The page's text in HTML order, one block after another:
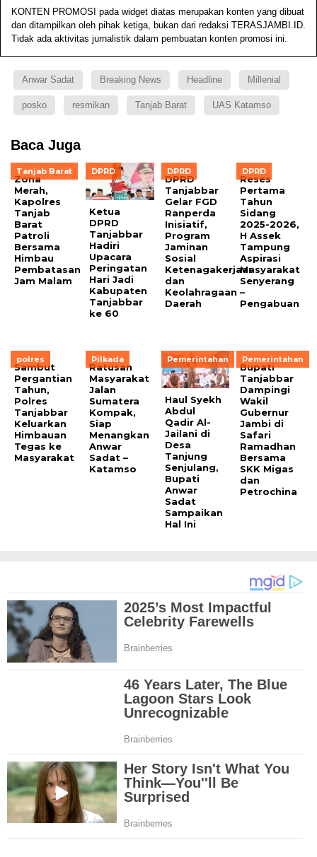
KONTEN PROMOSI pada widget diatas merupakan konten yang dibuat
dan ditampilkan oleh pihak ketiga, bukan dari redaksi TERASJAMBI.ID.
Tidak ada aktivitas jurnalistik dalam pembuatan konten promosi ini.
Anwar Sadat Breaking News Headline Millenial
posko resmikan Tanjab Barat UAS Katamso
Baca Juga
Tanjab Barat
Zona
Merah,
Kapolres
Tanjab
Barat
Patroli
Bersama
Himbau
Pembatasan
Jam Malam
DPRD
Ketua
DPRD
Tanjabbar
Hadiri
Upacara
Peringatan
Hari Jadi
Kabupaten
Tanjabbar
ke 60
DPRD
DPRD
Tanjabbar
Gelar FGD
Ranperda
Inisiatif,
Program
Jaminan
Sosial
Ketenagakerjaan
dan
Keolahragaan
Daerah
DPRD
Reses
Pertama
Tahun
Sidang
2025-2026,
H Assek
Tampung
Aspirasi
Masyarakat
Senyerang
–
Pengabuan
polres
Sambut
Pergantian
Tahun,
Polres
Tanjabbar
Keluarkan
Himbauan
Tegas ke
Masyarakat
Pilkada
Ratusan
Masyarakat
Jalan
Sumatera
Kompak,
Siap
Menangkan
Anwar
Sadat –
Katamso
Pemerintahan
Haul Syekh
Abdul
Qadir Al-
Jailani di
Desa
Tanjung
Senjulang,
Bupati
Anwar
Sadat
Sampaikan
Hal Ini
Pemerintahan
Bupati
Tanjabbar
Dampingi
Wakil
Gubernur
Jambi di
Safari
Ramadhan
Bersama
SKK Migas
dan
Petrochina